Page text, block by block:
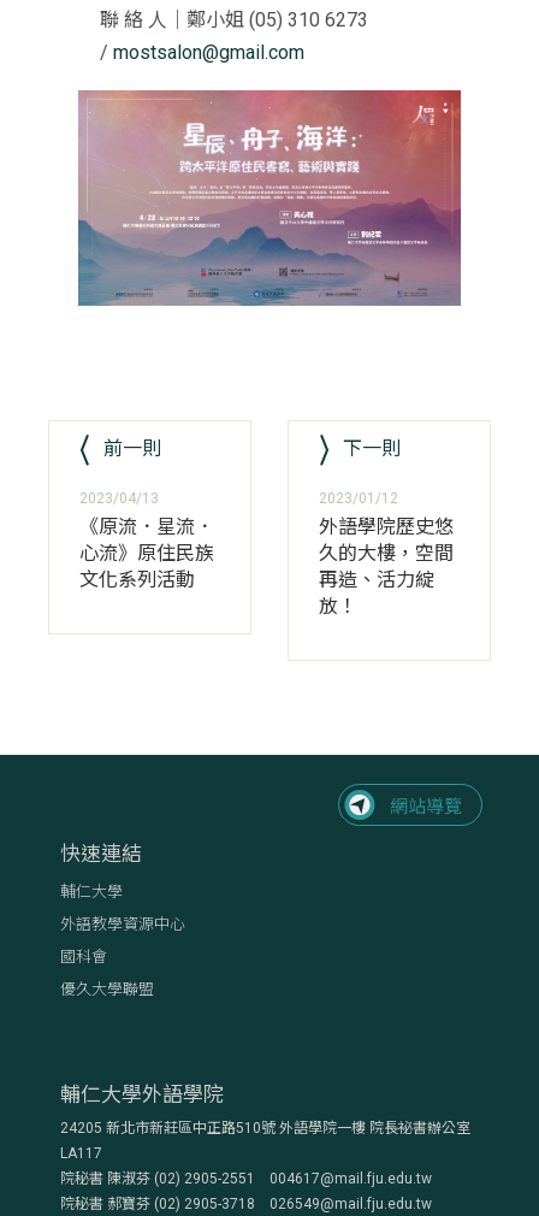
聯 絡 人｜鄭小姐 (05) 310 6273
/ mostsalon@gmail.com
前一則
2023/04/13
《原流．星流．
心流》原住民族
文化系列活動
下一則
2023/01/12
外語學院歷史悠
久的大樓，空間
再造、活力綻
放！
快速連結
輔仁大學
外語教學資源中心
國科會
優久大學聯盟
輔仁大學外語學院
24205 新北市新莊區中正路510號 外語學院一樓 院長祕書辦公室
LA117
院秘書 陳淑芬 (02) 2905-2551 004617@mail.fju.edu.tw
院秘書 郝寶芬 (02) 2905-3718 026549@mail.fju.edu.tw